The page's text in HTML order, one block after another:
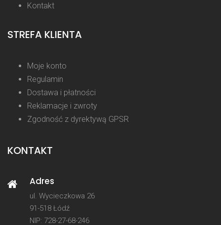
Kontakt
STREFA KLIENTA
Moje konto
Regulamin
Dostawa i płatności
Reklamacje i zwroty
Zgodność z dyrektywą GPSR
KONTAKT
Adres
ul. Wycieczkowa 26
91-518 Łódź
NIP: 728-27-68-246